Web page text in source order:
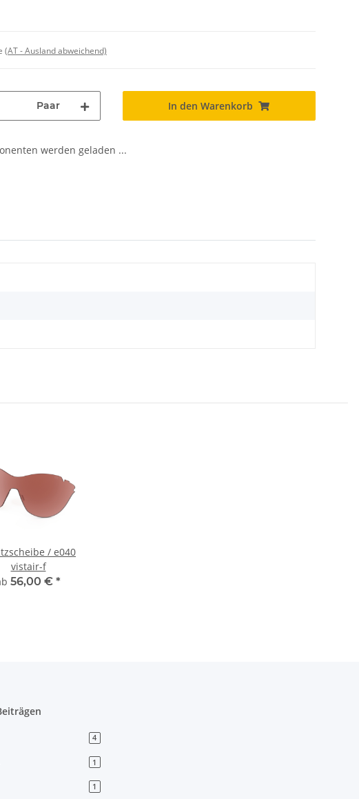
(AT - Ausland abweichend)
Paar In den Warenkorb
werden geladen ...
/ e040
vistair-f
56,00 € *
4
1
1